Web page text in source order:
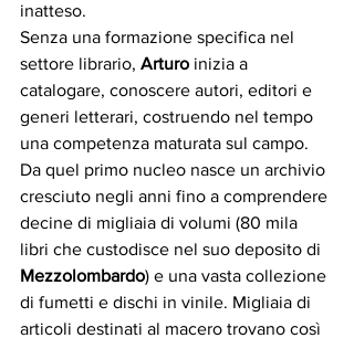
inatteso.
Senza una formazione specifica nel
settore librario, Arturo inizia a
catalogare, conoscere autori, editori e
generi letterari, costruendo nel tempo
una competenza maturata sul campo.
Da quel primo nucleo nasce un archivio
cresciuto negli anni fino a comprendere
decine di migliaia di volumi (80 mila
libri che custodisce nel suo deposito di
Mezzolombardo) e una vasta collezione
di fumetti e dischi in vinile. Migliaia di
articoli destinati al macero trovano così